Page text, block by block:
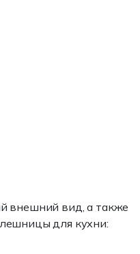
внешний вид, а также
для кухни: